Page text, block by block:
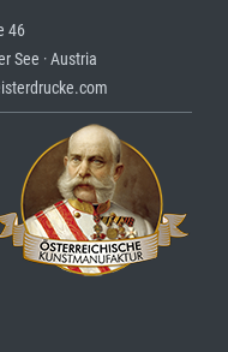
46
See · Austria